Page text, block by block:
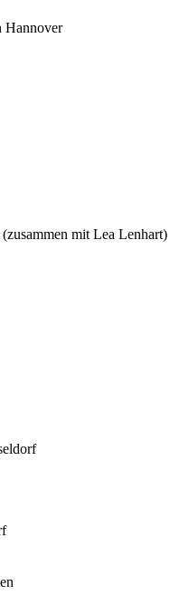
Hannover
mit Lea Lenhart)